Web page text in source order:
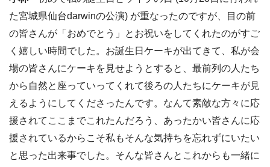
た宮城県仙台darwinの公演) が重なったのですが、目の前
の皆さんが「おめでとう」とお祝いをしてくれたのがすご
く嬉しい時間でした。お誕生日ケーキが出てきて、私が会
場の皆さんにケーキを見せようとすると、最前列の人たち
から自然と座っていってくれて後ろの人たちにケーキが見
えるようにしてくださったんです。なんて素敵な方々に応
援されてここまでこれたんだろう、あったかい皆さんに応
援されているからこそ私もそんな気持ちを忘れずにいたい
と思った出来事でした。そんな皆さんとこれからも一緒に